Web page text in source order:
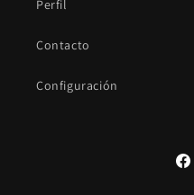
Perfil
Contacto
Configuración